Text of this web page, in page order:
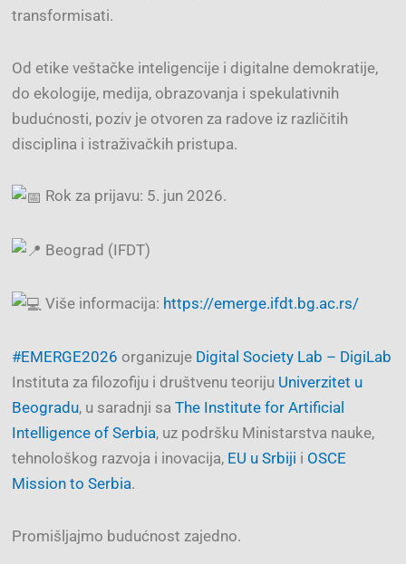
transformisati.
Od etike veštačke inteligencije i digitalne demokratije,
do ekologije, medija, obrazovanja i spekulativnih
budućnosti, poziv je otvoren za radove iz različitih
disciplina i istraživačkih pristupa.
Rok za prijavu: 5. jun 2026.
Beograd (IFDT)
Više informacija: https://emerge.ifdt.bg.ac.rs/
#EMERGE2026 organizuje Digital Society Lab – DigiLab
Instituta za filozofiju i društvenu teoriju Univerzitet u
Beogradu, u saradnji sa The Institute for Artificial
Intelligence of Serbia, uz podršku Ministarstva nauke,
tehnološkog razvoja i inovacija, EU u Srbiji i OSCE
Mission to Serbia.
Promišljajmo budućnost zajedno.